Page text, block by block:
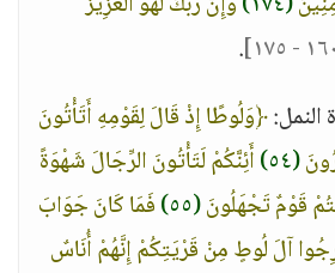
.
﴿وَلُوطًا إِذْ قَالَ لِقَوْمِهِ أَتَأْتُونَ
(٥٤)
أَئِنَّكُمْ لَتَأْتُونَ الرِّجَالَ شَهْوَةً
قَوْمٌ تَجْهَلُونَ(٥٥)
فَمَا كَانَ جَوَابَ
آلَ لُوطٍ مِنْ قَرْيَتِكُمْ إِنَّهُمْ أُنَاسٌ